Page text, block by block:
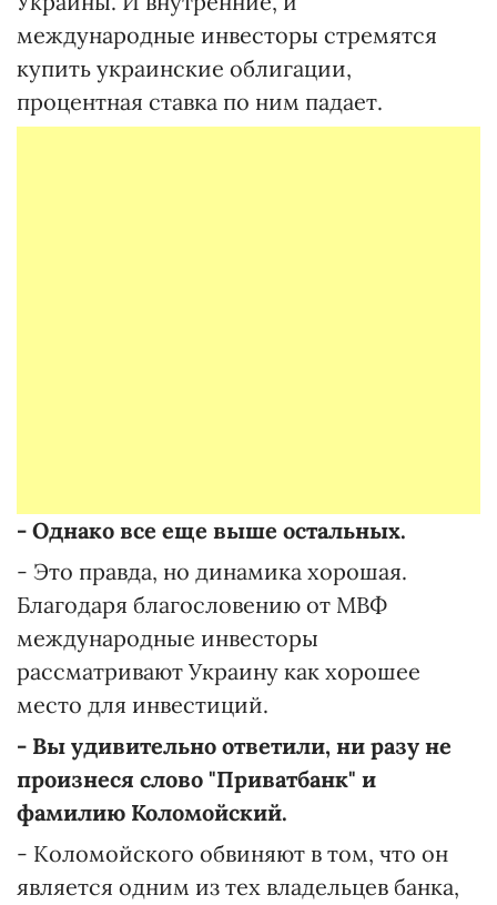
международные инвесторы стремятся
купить украинские облигации,
процентная ставка по ним падает.
- Однако все еще выше остальных.
- Это правда, но динамика хорошая.
Благодаря благословению от МВФ
международные инвесторы
рассматривают Украину как хорошее
место для инвестиций.
- Вы удивительно ответили, ни разу не
произнеся слово "Приватбанк" и
фамилию Коломойский.
- Коломойского обвиняют в том, что он
является одним из тех владельцев банка,